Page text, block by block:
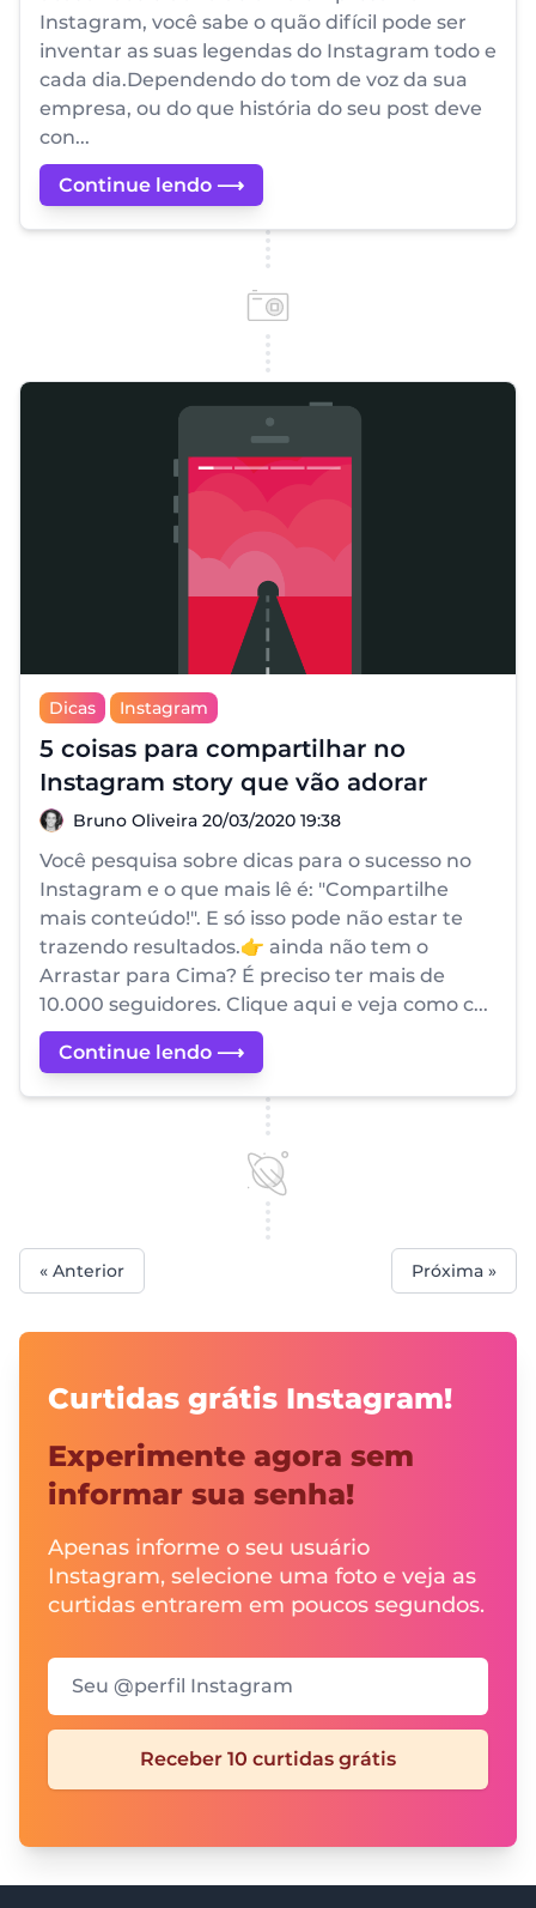
Instagram, você sabe o quão difícil pode ser
inventar as suas legendas do Instagram todo e
cada dia.Dependendo do tom de voz da sua
empresa, ou do que história do seu post deve
con...
Continue lendo ⟶
Dicas Instagram
5 coisas para compartilhar no
Instagram story que vão adorar
Bruno Oliveira
Bruno Oliveira 20/03/2020 19:38
Você pesquisa sobre dicas para o sucesso no
Instagram e o que mais lê é: "Compartilhe
mais conteúdo!". E só isso pode não estar te
trazendo resultados.👉 ainda não tem o
Arrastar para Cima? É preciso ter mais de
10.000 seguidores. Clique aqui e veja como c...
Continue lendo ⟶
« Anterior Próxima »
Curtidas grátis Instagram!
Experimente agora sem
informar sua senha!
Apenas informe o seu usuário
Instagram, selecione uma foto e veja as
curtidas entrarem em poucos segundos.
Seu @perfil Instagram
Receber 10 curtidas grátis